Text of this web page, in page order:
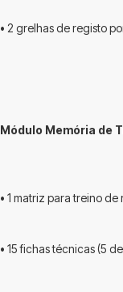
• 2 grelhas de registo
Módulo Memória de
• 1 matriz para treino de
• 15 fichas técnicas (5